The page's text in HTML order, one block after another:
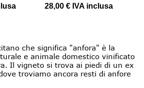
28,00 € IVA inclusa
che significa "anfora" è la
e animale domestico vinificato
Il vigneto si trova ai piedi di un ex
troviamo ancora resti di anfore